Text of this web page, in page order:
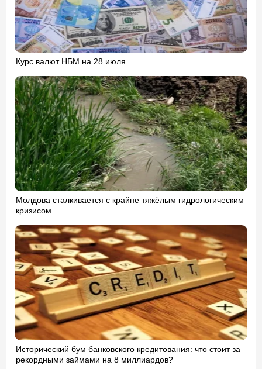
Курс валют НБМ на 28 июля
Молдова сталкивается с крайне тяжёлым гидрологическим
кризисом
Исторический бум банковского кредитования: что стоит за
рекордными займами на 8 миллиардов?